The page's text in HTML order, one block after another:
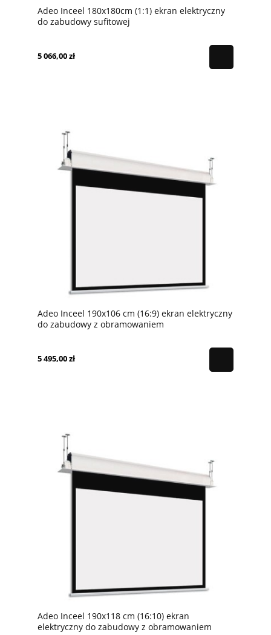
Adeo Inceel 180x180cm (1:1) ekran elektryczny
do zabudowy sufitowej
5 066,00 zł
Adeo Inceel 190x106 cm (16:9) ekran elektryczny
do zabudowy z obramowaniem
5 495,00 zł
Adeo Inceel 190x118 cm (16:10) ekran
elektryczny do zabudowy z obramowaniem